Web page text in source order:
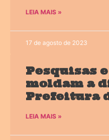
LEIA MAIS »
17 de agosto de 2023
Pesquisas
moldam a
Prefeitura
LEIA MAIS »